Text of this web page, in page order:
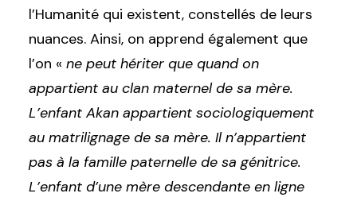
l’Humanité qui existent, constellés de leurs
nuances. Ainsi, on apprend également que
l’on « ne peut hériter que quand on
appartient au clan maternel de sa mère.
L’enfant Akan appartient sociologiquement
au matrilignage de sa mère. Il n’appartient
pas à la famille paternelle de sa génitrice.
L’enfant d’une mère descendante en ligne